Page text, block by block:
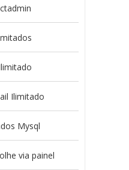
Ilimitado
Mysql
via painel